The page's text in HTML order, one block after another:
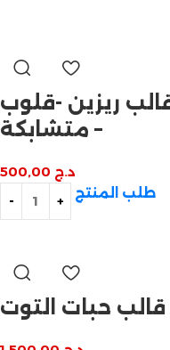
ريزين -قلوب
متشابكة –
د.ج
طلب المنتج
قالب حبات التوت